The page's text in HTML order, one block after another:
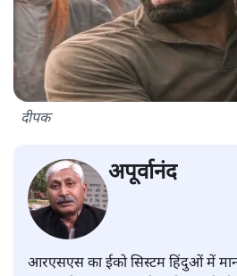
दीपक
अपूर्वानंद
आरएसएस का ईको सिस्टम हिंदुओं में